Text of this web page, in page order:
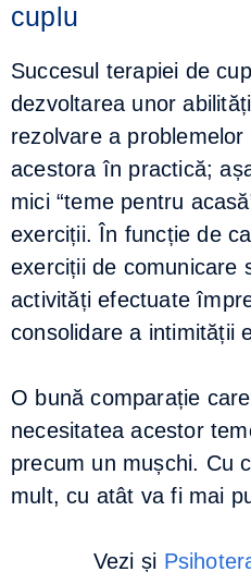
cuplu
Succesul terapiei de
dezvoltarea unor
rezolvare a
acestora în practică;
mici “teme pentru
exerciții. În funcție de
exerciții de comunicare
activități efectuate
consolidare a intimității
O bună comparație
necesitatea acestor
precum un mușchi. Cu
mult, cu atât va fi mai
Vezi și